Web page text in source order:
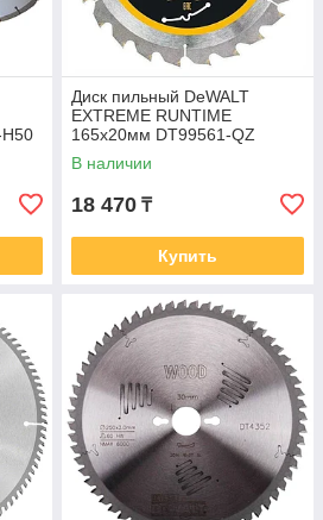
Диск пильный DeWALT
EXTREME RUNTIME
165х20мм DT99561-QZ
В наличии
18 470 ₸
Купить